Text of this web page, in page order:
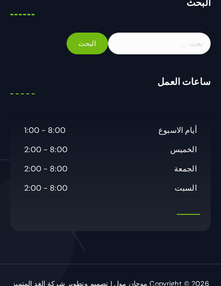
ا
ل
ث
ساعات العمل
أيام الاسبوع
8:00 - 1:00
الخميس
8:00 - 2:00
الجمعة
8:00 - 2:00
السبت
8:00 - 2:00
Copyright © 2026 موجان مول | تصميم وتطوير شركة الغد المتميز